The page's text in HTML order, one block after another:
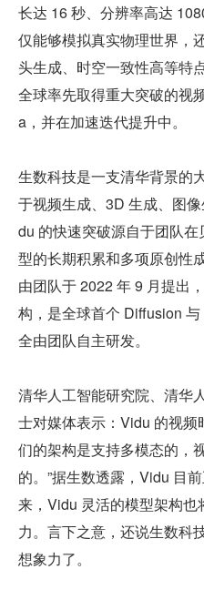
长达 16 秒、分辨率高达
仅能够模拟真实物理世界，
头生成、时空一致性高等特
全球率先取得重大突破的视
a，并在加速迭代提升中。
生数科技是一支清华背景的
于视频生成、3D 生成、图
du 的快速突破源自于团队
型的长期积累和多项原创性
由团队于 2022 年 9 月提出
构，是全球首个 Diffusion
全由团队自主研发。
清华人工智能研究院、清华
士对媒体表示：Vidu 的视频
们的架构是支持多模态的，
的。”据生数透露，Vidu 目
来，Vidu 灵活的模型架构
力。言下之意，还说生数科
想象力了。